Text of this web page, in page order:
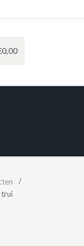
0,00
trui